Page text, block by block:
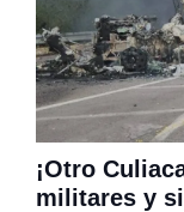
¡Otro
militares y